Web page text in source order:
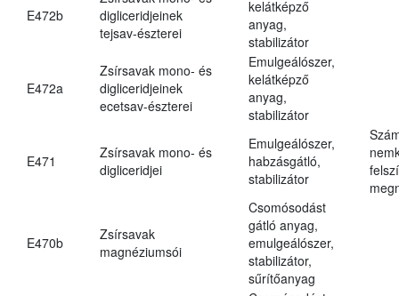
E472b
digliceridjeinek
tejsav-észterei
kelátképző
anyag,
stabilizátor
E472a
Zsírsavak mono- és
digliceridjeinek
ecetsav-észterei
Emulgeálószer,
kelátképző
anyag,
stabilizátor
E471
Zsírsavak mono- és
digliceridjei
Emulgeálószer,
habzásgátló,
stabilizátor
E470b
Zsírsavak
magnéziumsói
Csomósodást
gátló anyag,
emulgeálószer,
stabilizátor,
sűrítőanyag